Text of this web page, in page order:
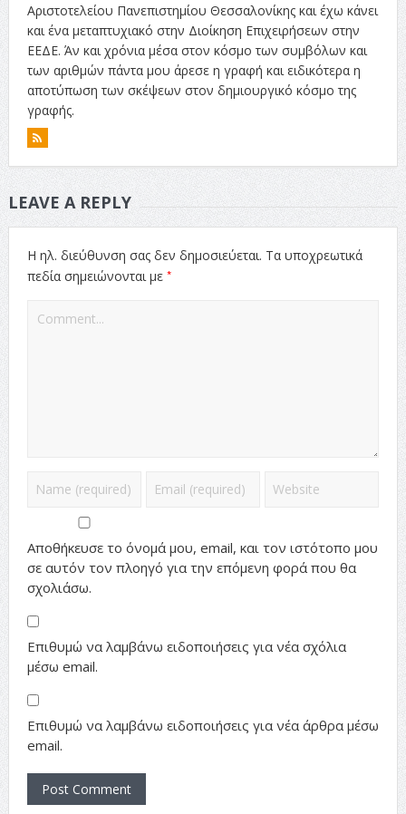
Αριστοτελείου Πανεπιστημίου Θεσσαλονίκης και έχω κάνει
και ένα μεταπτυχιακό στην Διοίκηση Επιχειρήσεων στην
ΕΕΔΕ. Άν και χρόνια μέσα στον κόσμο των συμβόλων και
των αριθμών πάντα μου άρεσε η γραφή και ειδικότερα η
αποτύπωση των σκέψεων στον δημιουργικό κόσμο της
γραφής.
LEAVE A REPLY
Η ηλ. διεύθυνση σας δεν δημοσιεύεται. Τα υποχρεωτικά
πεδία σημειώνονται με *
Αποθήκευσε το όνομά μου, email, και τον ιστότοπο μου
σε αυτόν τον πλοηγό για την επόμενη φορά που θα
σχολιάσω.
Επιθυμώ να λαμβάνω ειδοποιήσεις για νέα σχόλια
μέσω email.
Επιθυμώ να λαμβάνω ειδοποιήσεις για νέα άρθρα μέσω
email.